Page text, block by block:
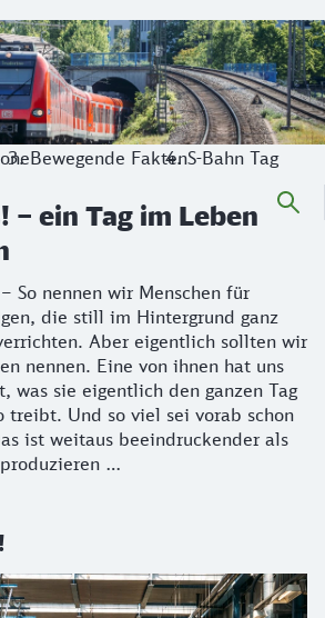
ein Tag im Leben einer
nennen wir Menschen für
Bewegende FaktenS-Bahn Tag
– ein Tag im Leben
So nennen wir Menschen für
die still im Hintergrund ganz
Aber eigentlich sollten wir
nennen. Eine von ihnen hat uns
was sie eigentlich den ganzen Tag
treibt. Und so viel sei vorab schon
ist weitaus beeindruckender als
…